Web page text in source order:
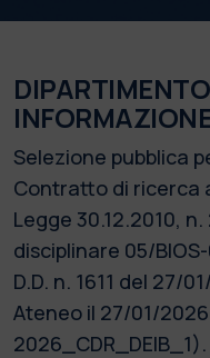
Selezione pubblica
Contratto di ricerca
Legge 30.12.2010,
disciplinare 05/
D.D. n. 1611 del 27/
Ateneo il 27/01/
2026_CDR_DEIB_1).